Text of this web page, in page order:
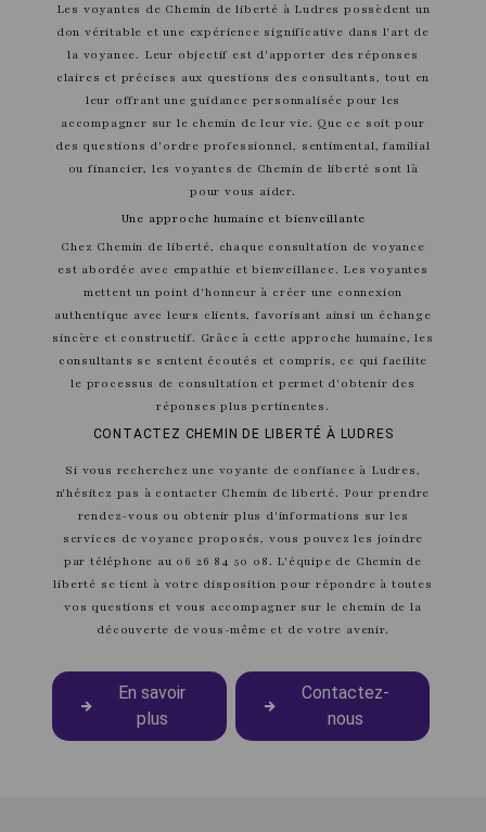
Les voyantes de Chemin de liberté à Ludres possèdent un
don véritable et une expérience significative dans l'art de
la voyance. Leur objectif est d'apporter des réponses
claires et précises aux questions des consultants, tout en
leur offrant une guidance personnalisée pour les
accompagner sur le chemin de leur vie. Que ce soit pour
des questions d'ordre professionnel, sentimental, familial
ou financier, les voyantes de Chemin de liberté sont là
pour vous aider.
Une approche humaine et bienveillante
Chez Chemin de liberté, chaque consultation de voyance
est abordée avec empathie et bienveillance. Les voyantes
mettent un point d'honneur à créer une connexion
authentique avec leurs clients, favorisant ainsi un échange
sincère et constructif. Grâce à cette approche humaine, les
consultants se sentent écoutés et compris, ce qui facilite
le processus de consultation et permet d'obtenir des
réponses plus pertinentes.
CONTACTEZ CHEMIN DE LIBERTÉ À LUDRES
Si vous recherchez une voyante de confiance à Ludres,
n'hésitez pas à contacter Chemin de liberté. Pour prendre
rendez-vous ou obtenir plus d'informations sur les
services de voyance proposés, vous pouvez les joindre
par téléphone au 06 26 84 50 08. L'équipe de Chemin de
liberté se tient à votre disposition pour répondre à toutes
vos questions et vous accompagner sur le chemin de la
découverte de vous-même et de votre avenir.
En savoir
plus
Contactez-
nous